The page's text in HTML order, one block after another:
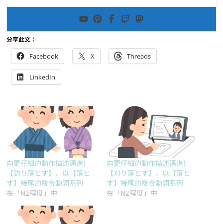
分享此文：
Facebook X Threads
LinkedIn
向更仔細的動作描述邁進!
【釣り落とす】、以【落と
す】接尾的複合動詞系列
在「N2程度」中
向更仔細的動作描述邁進!
【刈り落とす】、以【落と
す】接尾的複合動詞系列
在「N2程度」中